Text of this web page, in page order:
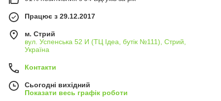
Працює з 29.12.2017
м. Стрий
вул. Успенська 52 И (ТЦ Ідеа, бутік №111), Стрий,
Україна
Контакти
Сьогодні вихідний
Показати весь графік роботи